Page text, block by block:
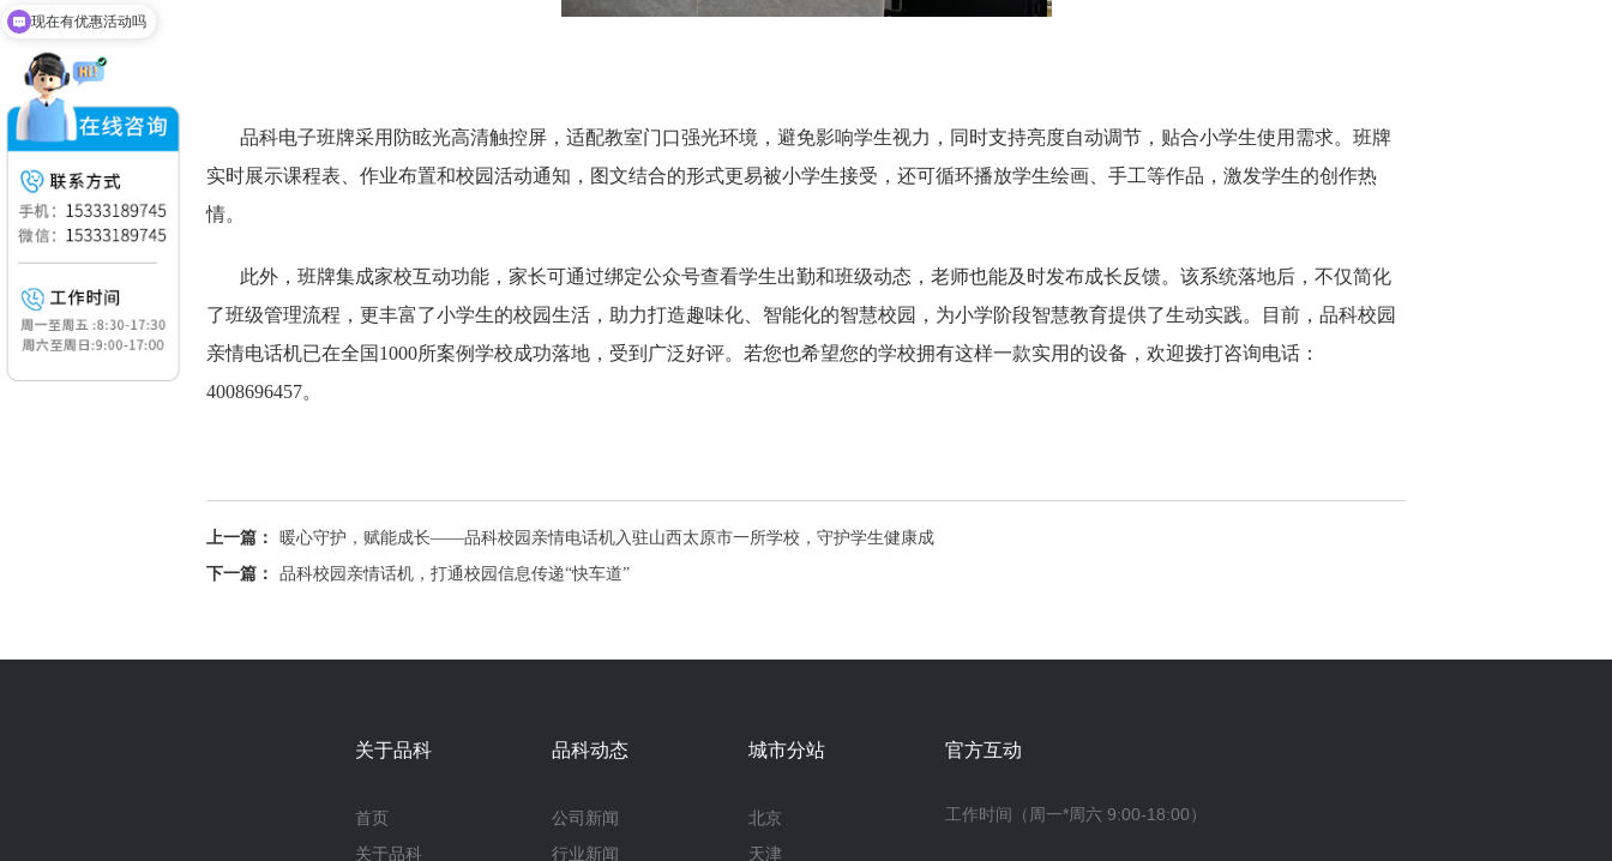
品科电子班牌采用防眩光高清触控屏，适配教室门口强光环境，避免影响学生视力，同时支持亮度自动调节，贴合小学生使用需求。班牌
实时展示课程表、作业布置和校园活动通知，图文结合的形式更易被小学生接受，还可循环播放学生绘画、手工等作品，激发学生的创作热
情。
此外，班牌集成家校互动功能，家长可通过绑定公众号查看学生出勤和班级动态，老师也能及时发布成长反馈。该系统落地后，不仅简化
了班级管理流程，更丰富了小学生的校园生活，助力打造趣味化、智能化的智慧校园，为小学阶段智慧教育提供了生动实践。
目前，品科校园
亲情电话机已在全国1000所案例学校成功落地，受到广泛好评。若您也希望您的学校拥有这样一款实用的设备，欢迎拨打咨询电话：
4008696457。
上一篇：
暖心守护，赋能成长——品科校园亲情电话机入驻山西太原市一所学校，守护学生健康成
下一篇：
品科校园亲情话机，打通校园信息传递“快车道”
关于品科
首页
关于品科
品科动态
公司新闻
行业新闻
城市分站
北京
天津
官方互动
工作时间（周一*周六 9:00-18:00）
现在有优惠活动吗